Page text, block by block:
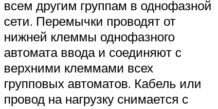
всем другим группам в однофазной
сети. Перемычки проводят от
нижней клеммы однофазного
автомата ввода и соединяют с
верхними клеммами всех
групповых автоматов. Кабель или
провод на нагрузку снимается с